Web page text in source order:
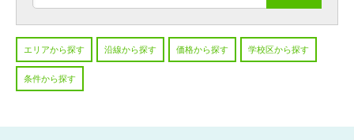
エリアから探す 沿線から探す 価格から探す 学校区から探す
条件から探す